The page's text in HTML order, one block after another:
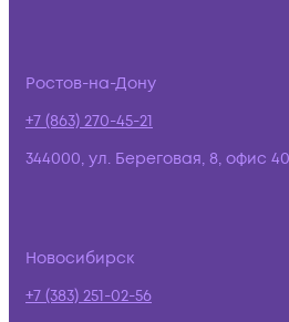
Ростов-на-Дону
+7 (863) 270-45-21
344000, ул. Береговая, 8, офис
Новосибирск
+7 (383) 251-02-56